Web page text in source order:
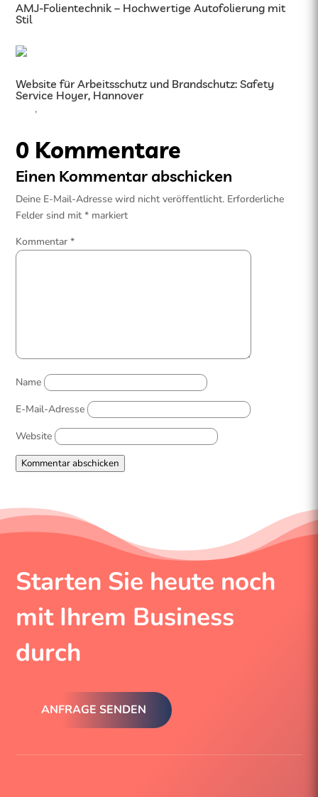
AMJ-Folientechnik – Hochwertige Autofolierung mit
Stil
Website für Arbeitsschutz und Brandschutz: Safety
Service Hoyer, Hannover
,
0 Kommentare
Einen Kommentar abschicken
Deine E-Mail-Adresse wird nicht veröffentlicht. Erforderliche
Felder sind mit* markiert
Kommentar*
Name
E-Mail-Adresse
Website
Kommentar abschicken
Starten Sie heute noch
mit Ihrem Business
durch
ANFRAGE SENDEN